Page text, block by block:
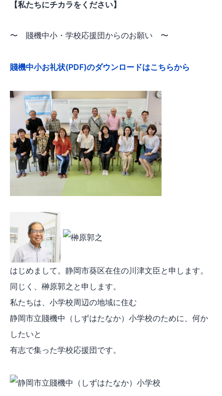
【私たちにチカラをください】
〜 賤機中小・学校応援団からのお願い 〜
賤機中小お礼状(PDF)のダウンロードはこちらから
はじめまして。静岡市葵区在住の川津文臣と申します。
同じく、榊原郭之と申します。
私たちは、小学校周辺の地域に住む
静岡市立賤機中（しずはたなか）小学校のために、何か
したいと
有志で集った学校応援団です。